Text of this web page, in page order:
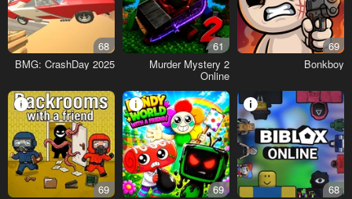
69
Bonkboy
61
Murder Mystery 2
Online
68
BMG: CrashDay 2025
68
69
69